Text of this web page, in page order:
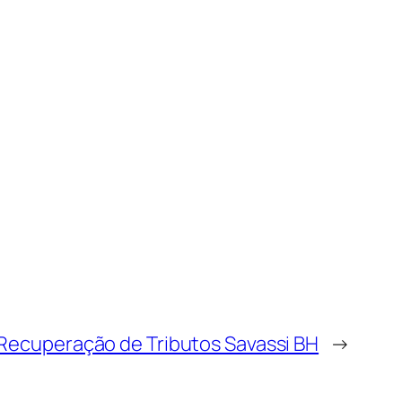
de Tributos Savassi BH →